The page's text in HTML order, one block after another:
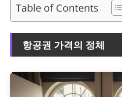
Table of Contents
항공권 가격의 정체